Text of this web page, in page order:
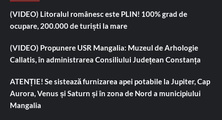
(VIDEO) Litoralul românesc este PLIN! 100% grad de
ocupare, 200.000 de turiști la mare
(VIDEO) Propunere USR Mangalia: Muzeul de Arhologie
Callatis, în administrarea Consiliului Județean Constanța
ATENȚIE! Se sistează furnizarea apei potabile la Jupiter, Cap
Aurora, Venus și Saturn și în zona de Nord a municipiului
Mangalia